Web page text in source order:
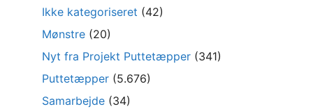
Ikke kategoriseret (42)
Mønstre (20)
Nyt fra Projekt Puttetæpper (341)
Puttetæpper (5.676)
Samarbejde (34)